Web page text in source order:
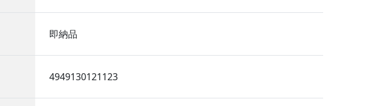
即納品
4949130121123